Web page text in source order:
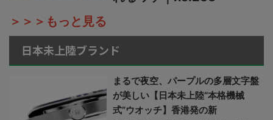
＞＞＞もっと見る
日本未上陸ブランド
まるで夜空、パープルの多層文字盤
が美しい【日本未上陸“本格機械
式”ウオッチ】香港発の新